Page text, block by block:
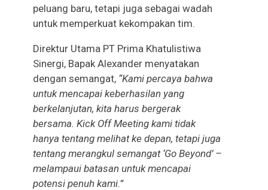
peluang baru, tetapi juga sebagai wadah
untuk memperkuat kekompakan tim.
Direktur Utama PT Prima Khatulistiwa
Sinergi, Bapak Alexander menyatakan
dengan semangat, “Kami percaya bahwa
untuk mencapai keberhasilan yang
berkelanjutan, kita harus bergerak
bersama. Kick Off Meeting kami tidak
hanya tentang melihat ke depan, tetapi juga
tentang merangkul semangat ‘Go Beyond’ –
melampaui batasan untuk mencapai
potensi penuh kami.”